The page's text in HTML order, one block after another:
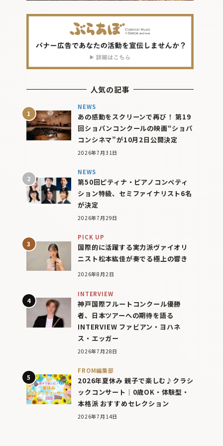
人気の記事
NEWS
あの感動をスクリーンで再び！ 第19
回ショパンコンクールの映画“ショパ
コンシネマ”が10月2日公開決定
2026年7月31日
NEWS
第50回ピティナ・ピアノコンペティ
ション特級、セミファイナリスト6名
が決定
2026年7月29日
PICK UP
国際的に活躍する実力派ヴァイオリ
ニスト松本紘佳が奏でる極上の響き
2026年8月2日
INTERVIEW
神戸国際フルートコンクール優勝
者、日本ツアーへの期待を語る
INTERVIEW ファビアン・ヨハネ
ス・エッガー
2026年7月28日
FROM編集部
2026年夏休み 親子で楽しむ♪クラシ
ックコンサート｜0歳OK・体験型・
本格派 おすすめセレクション
2026年7月14日